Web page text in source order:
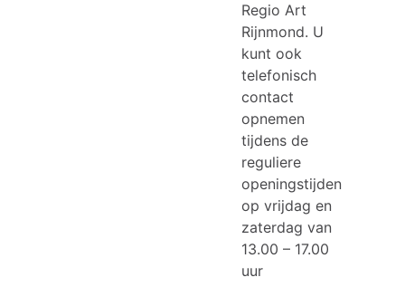
Regio Art
Rijnmond. U
kunt ook
telefonisch
contact
opnemen
tijdens de
reguliere
openingstijden
op vrijdag en
zaterdag van
13.00 – 17.00
uur